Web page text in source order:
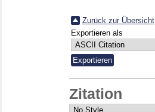
Zurück zur Übersicht
Exportieren als
Zitation